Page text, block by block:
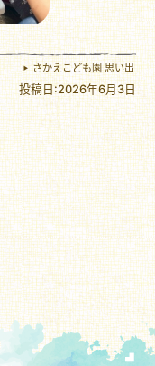
さかえこども園 思い出
投稿日:2026年6月3日